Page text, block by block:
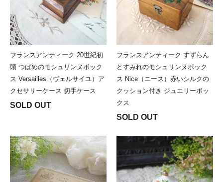
フランスアンティーク 20世紀初
頭 つばめのモシュリンヌボック
ス Versailles（ヴェルサイユ）ア
クセサリーケース 切手ケース
SOLD OUT
フランスアンティーク すずらん
とすみれのモシュリンヌボック
ス Nice（ニース）赤いシルクの
クッション付き ジュエリーボッ
クス
SOLD OUT